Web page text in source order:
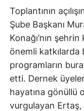
Toplantının
Şube Başkanı
Konağı’nın
önemli
programların
etti. Dernek
hayatına gönüllü
vurgulayan Ertaş,